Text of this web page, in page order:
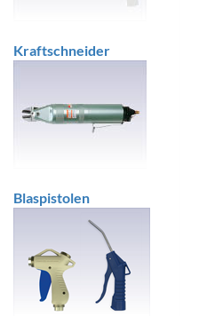
Kraftschneider
Blaspistolen